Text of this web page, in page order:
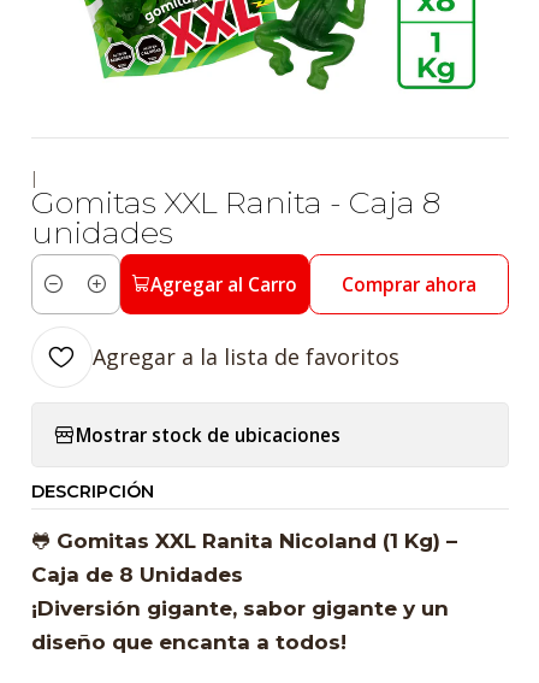
|
Gomitas XXL Ranita - Caja 8
unidades
Cantidad
Agregar al Carro Comprar ahora
Agregar a la lista de favoritos
Mostrar stock de ubicaciones
DESCRIPCIÓN
🐸 Gomitas XXL Ranita Nicoland (1 Kg) –
Caja de 8 Unidades
¡Diversión gigante, sabor gigante y un
diseño que encanta a todos!